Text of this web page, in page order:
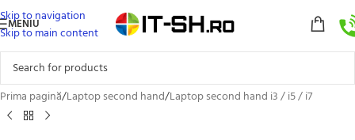
Skip to navigation
Skip to main content
MENIU
Prima pagină/Laptop second hand/Laptop second hand i3 / i5 / i7